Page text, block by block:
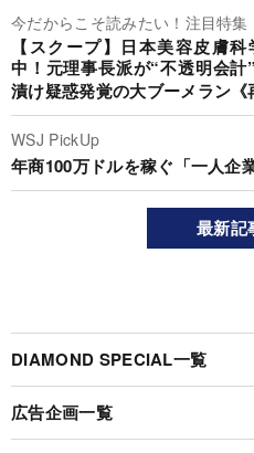
今だからこそ読みたい！注目特集
【スクープ】日本美容皮膚
中！元理事長派が“不透明会
漬け疑惑発覚の大ブーメラン《
WSJ PickUp
年商100万ドルを稼ぐ「一人企
最新記
DIAMOND SPECIAL一覧
広告企画一覧